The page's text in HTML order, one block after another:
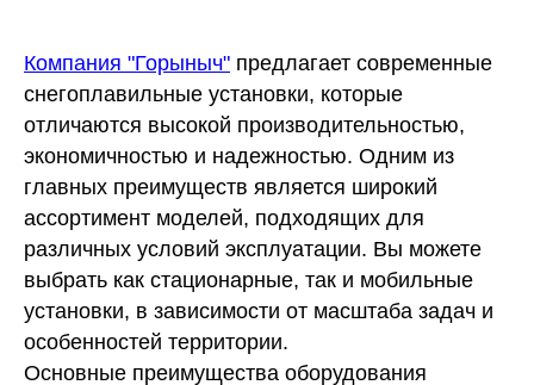
Компания "Горыныч" предлагает современные
снегоплавильные установки, которые
отличаются высокой производительностью,
экономичностью и надежностью. Одним из
главных преимуществ является широкий
ассортимент моделей, подходящих для
различных условий эксплуатации. Вы можете
выбрать как стационарные, так и мобильные
установки, в зависимости от масштаба задач и
особенностей территории.
Основные преимущества оборудования